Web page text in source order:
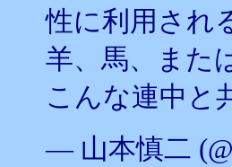
性に利用され
羊、馬、また
こんな連中と
— 山本慎二